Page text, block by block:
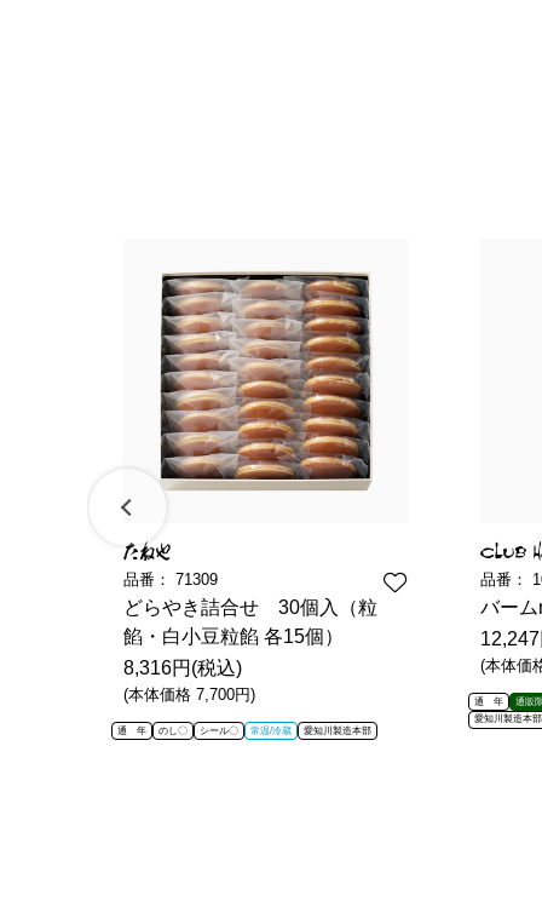
品番： 71309
どらやき詰合せ 30個入（粒
餡・白小豆粒餡 各15個）
8,316円(税込)
(本体価格 7,700円)
通 年 のし〇 シール〇 常温/冷蔵 愛知川製造本部
品番：
バー
(本体価
通 年
通販
愛知川製造本部